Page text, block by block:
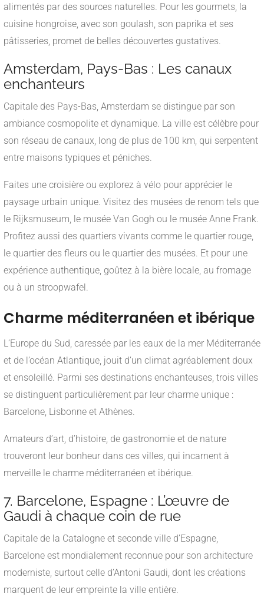
alimentés par des sources naturelles. Pour les gourmets, la
cuisine hongroise, avec son goulash, son paprika et ses
pâtisseries, promet de belles découvertes gustatives.
Amsterdam, Pays-Bas : Les canaux
enchanteurs
Capitale des Pays-Bas, Amsterdam se distingue par son
ambiance cosmopolite et dynamique. La ville est célèbre pour
son réseau de canaux, long de plus de 100 km, qui serpentent
entre maisons typiques et péniches.
Faites une croisière ou explorez à vélo pour apprécier le
paysage urbain unique. Visitez des musées de renom tels que
le Rijksmuseum, le musée Van Gogh ou le musée Anne Frank.
Profitez aussi des quartiers vivants comme le quartier rouge,
le quartier des fleurs ou le quartier des musées. Et pour une
expérience authentique, goûtez à la bière locale, au fromage
ou à un stroopwafel.
Charme méditerranéen et ibérique
L’Europe du Sud, caressée par les eaux de la mer Méditerranée
et de l’océan Atlantique, jouit d’un climat agréablement doux
et ensoleillé. Parmi ses destinations enchanteuses, trois villes
se distinguent particulièrement par leur charme unique :
Barcelone, Lisbonne et Athènes.
Amateurs d’art, d’histoire, de gastronomie et de nature
trouveront leur bonheur dans ces villes, qui incarnent à
merveille le charme méditerranéen et ibérique.
7. Barcelone, Espagne : L’œuvre de
Gaudi à chaque coin de rue
Capitale de la Catalogne et seconde ville d’Espagne,
Barcelone est mondialement reconnue pour son architecture
moderniste, surtout celle d’Antoni Gaudi, dont les créations
marquent de leur empreinte la ville entière.